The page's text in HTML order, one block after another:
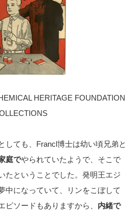
HERITAGE FOUNDATION
しても、Francl博士は幼い頃兄弟と
庭でやられていたようで、そこで
たということでした。発明王エジ
中になっていて、リンをこぼして
ピソードもありますから、 内緒で